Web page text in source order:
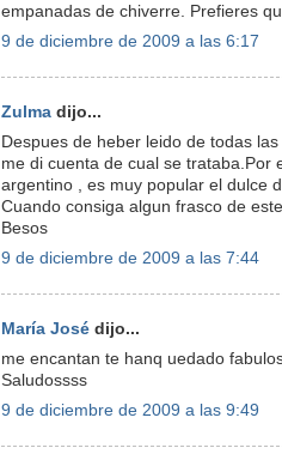
empanadas de chiverre. Prefieres
9 de diciembre de 2009 a las 6:17
Zulma dijo...
Despues de heber leido de todas
me di cuenta de cual se trataba.Por
argentino , es muy popular el dulce
Cuando consiga algun frasco de
Besos
9 de diciembre de 2009 a las 7:44
María José dijo...
me encantan te hanq uedado
Saludossss
9 de diciembre de 2009 a las 9:49